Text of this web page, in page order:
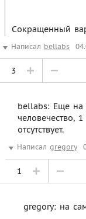
Сокращенный
Написал bellabs
3
bellabs: Еще на
человечество,
отсутствует.
Написал gregory
1
gregory: на